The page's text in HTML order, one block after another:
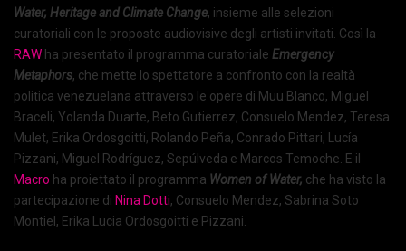
Water, Heritage and Climate Change, insieme alle selezioni
curatoriali con le proposte audiovisive degli artisti invitati. Così la
RAW ha presentato il programma curatoriale Emergency
Metaphors, che mette lo spettatore a confronto con la realtà
politica venezuelana attraverso le opere di Muu Blanco, Miguel
Braceli, Yolanda Duarte, Beto Gutierrez, Consuelo Mendez, Teresa
Mulet, Erika Ordosgoitti, Rolando Peña, Conrado Pittari, Lucía
Pizzani, Miguel Rodríguez, Sepúlveda e Marcos Temoche. E il
Macro ha proiettato il programma Women of Water, che ha visto la
partecipazione di Nina Dotti, Consuelo Mendez, Sabrina Soto
Montiel, Erika Lucia Ordosgoitti e Pizzani.